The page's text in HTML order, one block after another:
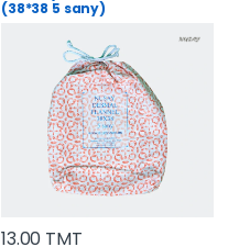
(38*38 5 sany)
13.00 TMT